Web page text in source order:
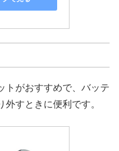
トがおすすめで、バッテ
すときに便利です。